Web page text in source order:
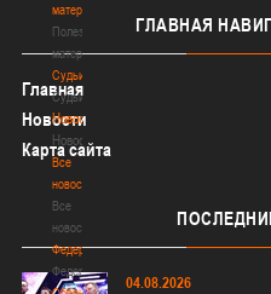
материалы
Полезные
материалы
Судьи
Судьи
Новости
Новости
Все
новости
Все
новости
Федерация
Федерация
ГЛАВНАЯ
Главная
Новости
Карта сайта
04.08.2026